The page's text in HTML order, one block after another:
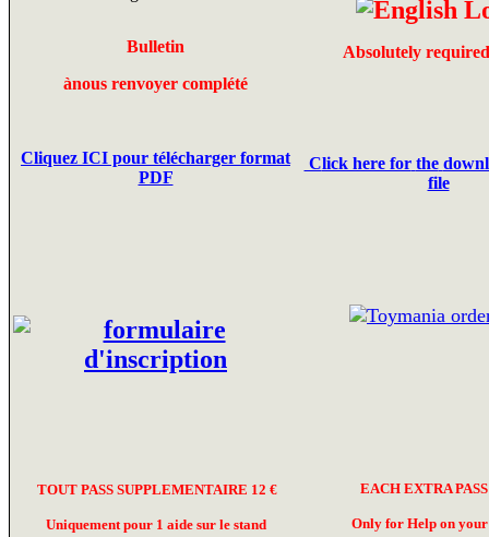
Bulletin
ànous renvoyer complété
Cliquez ICI pour télécharger format
PDF
Absolutely
Click here for the
file
TOUT PASS SUPPLEMENTAIRE 12 €
Uniquement pour 1 aide sur le stand
EACH EXTRA
Only for Help on your